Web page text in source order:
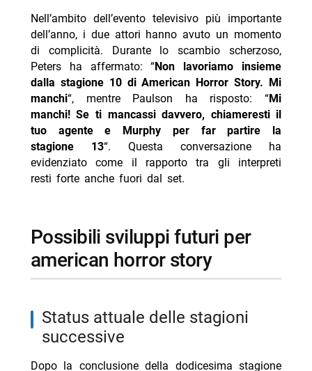
Nell’ambito dell’evento televisivo più importante
dell’anno, i due attori hanno avuto un momento
di complicità. Durante lo scambio scherzoso,
Peters ha affermato: “Non lavoriamo insieme
dalla stagione 10 di American Horror Story. Mi
manchi“, mentre Paulson ha risposto: “Mi
manchi! Se ti mancassi davvero, chiameresti il
tuo agente e Murphy per far partire la
stagione 13“. Questa conversazione ha
evidenziato come il rapporto tra gli interpreti
resti forte anche fuori dal set.
possibili sviluppi futuri per
american horror story
status attuale delle stagioni
successive
Dopo la conclusione della dodicesima stagione